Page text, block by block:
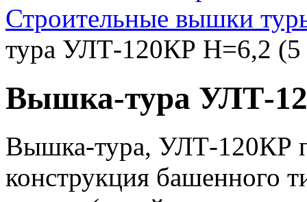
Строительные вышки
тура УЛТ-120КР Н=6,2 (5
Вышка-тура УЛТ-
Вышка-тура, УЛТ-120КР
конструкция башенного